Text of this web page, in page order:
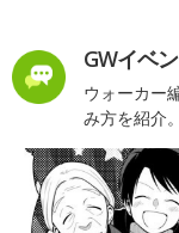
GWイベ
ウォーカー
み方を紹介